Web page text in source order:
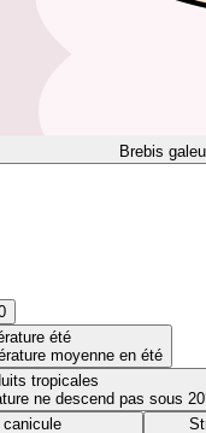
Brebis
été
moyenne en été
tropicales
ne descend pas sous